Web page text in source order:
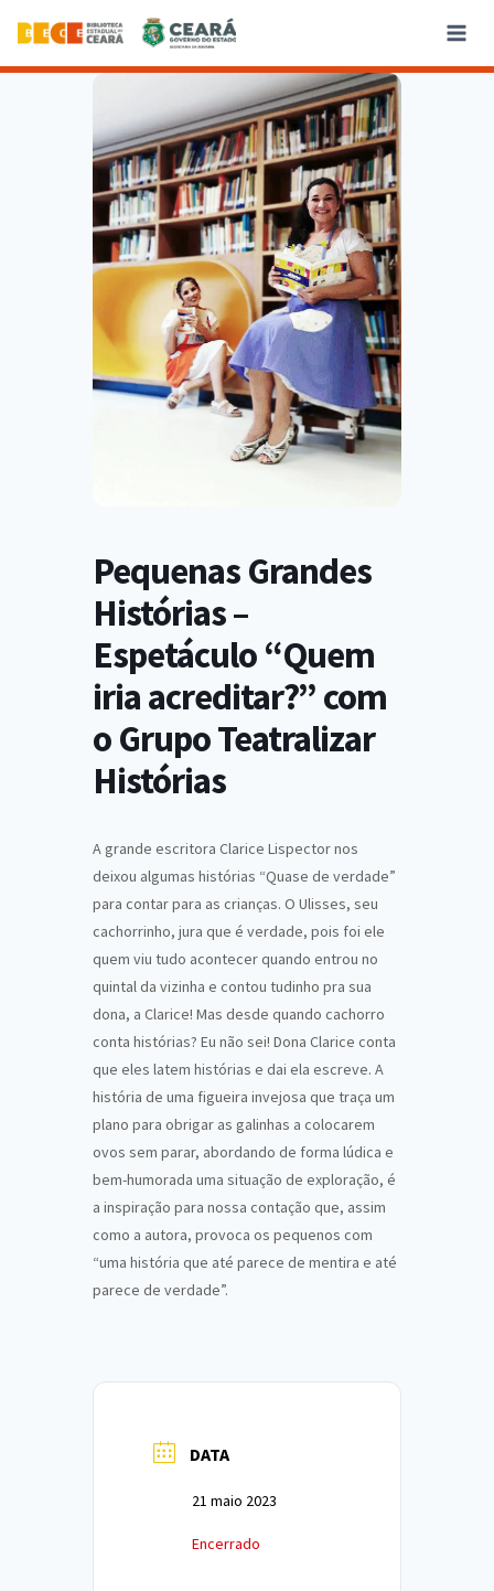
Pequenas Grandes
Histórias –
Espetáculo “Quem
iria acreditar?” com
o Grupo Teatralizar
Histórias
A grande escritora Clarice Lispector nos
deixou algumas histórias “Quase de verdade”
para contar para as crianças. O Ulisses, seu
cachorrinho, jura que é verdade, pois foi ele
quem viu tudo acontecer quando entrou no
quintal da vizinha e contou tudinho pra sua
dona, a Clarice! Mas desde quando cachorro
conta histórias? Eu não sei! Dona Clarice conta
que eles latem histórias e dai ela escreve. A
história de uma figueira invejosa que traça um
plano para obrigar as galinhas a colocarem
ovos sem parar, abordando de forma lúdica e
bem-humorada uma situação de exploração, é
a inspiração para nossa contação que, assim
como a autora, provoca os pequenos com
“uma história que até parece de mentira e até
parece de verdade”.
DATA
21 maio 2023
Encerrado